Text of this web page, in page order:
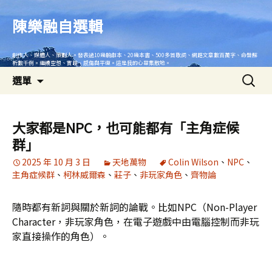
內
陳樂融自選輯
創作人、媒體人、策劃人。發表過10幾齣劇本、20幾本書、500多首歌詞、網路文章數百萬字、命盤解
析數千例。繼續空想、實踐、感傷與平復。這是我的心靈集散地。
選單
搜
尋
字:
大家都是NPC，也可能都有「主角症候
群」
2025 年 10 月 3 日 天地萬物 Colin Wilson 、 NPC 、
主角症候群 、 柯林威爾森 、 莊子 、 非玩家角色 、 齊物論
隨時都有新詞與關於新詞的論戰。比如NPC（Non-Player
Character，非玩家角色，在電子遊戲中由電腦控制而非玩
家直接操作的角色）。